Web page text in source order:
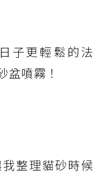
子更輕鬆的法
盆噴霧！
整理貓砂時候